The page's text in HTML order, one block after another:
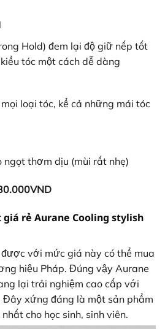
Hold) đem lại độ giữ nếp tốt
tóc một cách dễ dàng
loại tóc, kể cả những mái tóc
ngọt thơm dịu (mùi rất nhẹ)
rẻ Aurane Cooling stylish
với mức giá này có thể mua
hiệu Pháp. Đúng vậy Aurane
lại trải nghiệm cao cấp với
xứng đáng là một sản phẩm
cho học sinh, sinh viên.